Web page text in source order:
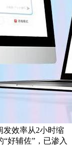
发效率从2小时缩
好辅佐”，已渗入